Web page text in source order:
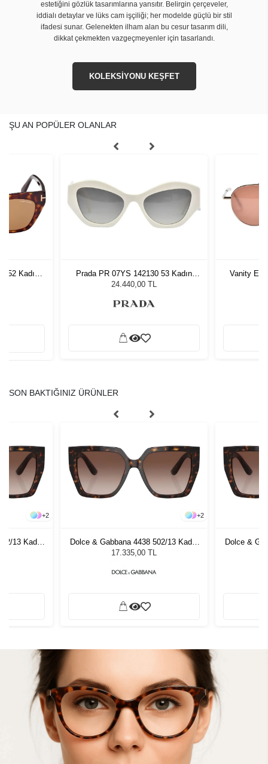
estetiğini gözlük tasarımlarına yansıtır. Belirgin çerçeveler,
iddialı detaylar ve lüks cam işçiliği; her modelde güçlü bir stil
ifadesi sunar. Gelenekten ilham alan bu cesur tasarım dili,
dikkat çekmekten vazgeçmeyenler için tasarlandı.
KOLEKSİYONU KEŞFET
ŞU AN POPÜLER OLANLAR
52 Kadın
Prada PR 07YS 142130 53 Kadın
Güneş Gözlüğü
24.440,00 TL
Vanity
SON BAKTIĞINIZ ÜRÜNLER
+2
13 Kadın
+2
Dolce & Gabbana 4438 502/13 Kadın
Güneş Gözlüğü
17.335,00 TL
Dolce &